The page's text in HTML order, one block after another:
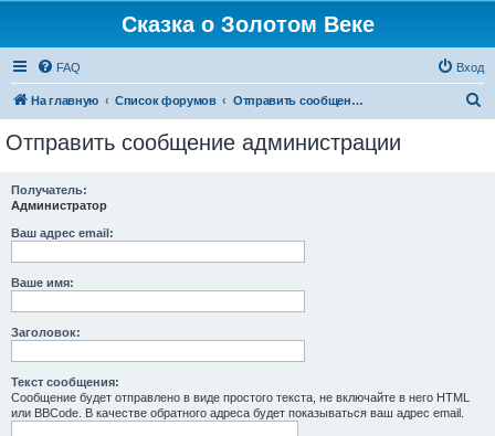
Сказка о Золотом Веке
FAQ Вход
На главную Список форумов Отправить сообщение администрации
Отправить сообщение администрации
Получатель:
Администратор
Ваш адрес email:
Ваше имя:
Заголовок:
Текст сообщения:
Сообщение будет отправлено в виде простого текста, не включайте в него HTML
или BBCode. В качестве обратного адреса будет показываться ваш адрес email.